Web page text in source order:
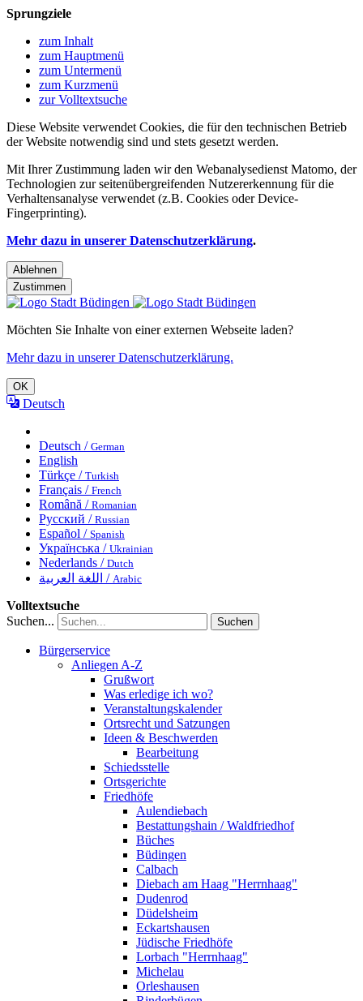
Sprungziele
zum Inhalt
zum Hauptmenü
zum Untermenü
zum Kurzmenü
zur Volltextsuche
Diese Website verwendet Cookies, die für den technischen Betrieb
der Website notwendig sind und stets gesetzt werden.
Mit Ihrer Zustimmung laden wir den Webanalysedienst Matomo, der
Technologien zur seitenübergreifenden Nutzererkennung für die
Verhaltensanalyse verwendet (z.B. Cookies oder Device-
Fingerprinting).
Mehr dazu in unserer Datenschutzerklärung.
Ablehnen
Zustimmen
Möchten Sie Inhalte von einer externen Webseite laden?
Mehr dazu in unserer Datenschutzerklärung.
OK
Deutsch
Deutsch / German
English
Türkçe / Turkish
Français / French
Română / Romanian
Русский / Russian
Español / Spanish
Українська / Ukrainian
Nederlands / Dutch
اللغة العربية / Arabic
Volltextsuche
Suchen...
Suchen
Bürgerservice
Anliegen A-Z
Grußwort
Was erledige ich wo?
Veranstaltungskalender
Ortsrecht und Satzungen
Ideen & Beschwerden
Bearbeitung
Schiedsstelle
Ortsgerichte
Friedhöfe
Aulendiebach
Bestattungshain / Waldfriedhof
Büches
Büdingen
Calbach
Diebach am Haag "Herrnhaag"
Dudenrod
Düdelsheim
Eckartshausen
Jüdische Friedhöfe
Lorbach "Herrnhaag"
Michelau
Orleshausen